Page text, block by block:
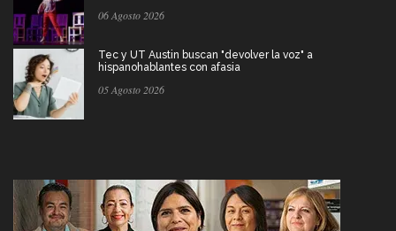
06 Agosto 2026
Tec y UT Austin buscan "devolver la voz" a
hispanohablantes con afasia
05 Agosto 2026